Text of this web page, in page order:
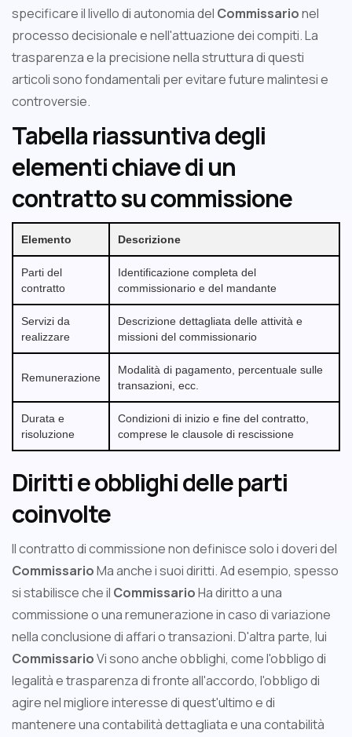
specificare il livello di autonomia del Commissarionel
processo decisionale e nell'attuazione dei compiti. La
trasparenza e la precisione nella struttura di questi
articoli sono fondamentali per evitare future malintesi e
controversie.
Tabella riassuntiva degli
elementi chiave di un
contratto su commissione
Elemento Descrizione
Parti del
contratto
Identificazione completa del
commissionario e del mandante
Servizi da
realizzare
Descrizione dettagliata delle attività e
missioni del commissionario
Remunerazione
Modalità di pagamento, percentuale sulle
transazioni, ecc.
Durata e
risoluzione
Condizioni di inizio e fine del contratto,
comprese le clausole di rescissione
Diritti e obblighi delle parti
coinvolte
Il contratto di commissione non definisce solo i doveri del
CommissarioMa anche i suoi diritti. Ad esempio, spesso
si stabilisce che il CommissarioHa diritto a una
commissione o una remunerazione in caso di variazione
nella conclusione di affari o transazioni. D'altra parte, lui
CommissarioVi sono anche obblighi, come l'obbligo di
legalità e trasparenza di fronte all'accordo, l'obbligo di
agire nel migliore interesse di quest'ultimo e di
mantenere una contabilità dettagliata e una contabilità